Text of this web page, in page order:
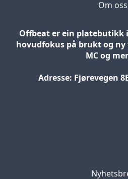
Om oss
Offbeat er ein platebutikk
hovudfokus på brukt og ny
MC og
Adresse: Fjørevegen